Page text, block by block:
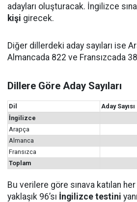
adayları oluşturacak. İngilizce
kişi girecek.
Diğer dillerdeki aday sayıları ise
Almancada 822 ve Fransızcada
Dillere Göre Aday Sayıları
Dil
Aday Sayısı
İngilizce
Arapça
Almanca
Fransızca
Toplam
Bu verilere göre sınava katılan
yaklaşık 96’sı İngilizce testini